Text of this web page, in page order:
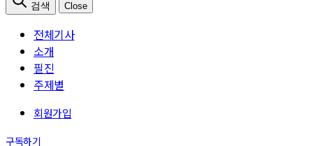
Close
전체기사
소개
필진
주제별